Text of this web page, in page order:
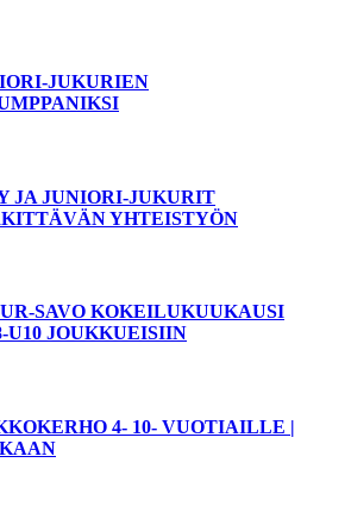
JUKURIEN
JA JUNIORI-JUKURIT
YHTEISTYÖN
SAVO KOKEILUKUUKAUSI
U10 JOUKKUEISIIN
4- 10- VUOTIAILLE |